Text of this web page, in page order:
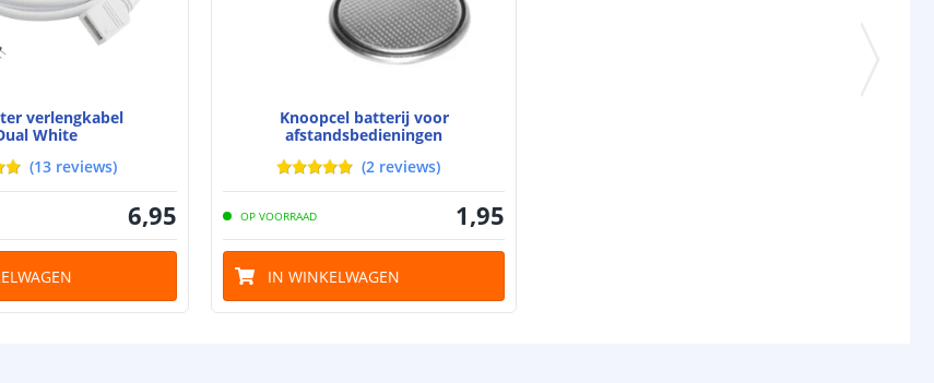
verlengkabel
White
(13 reviews)
6,95
Knoopcel batterij voor
afstandsbedieningen
(2 reviews)
OP VOORRAAD 1,95
IN WINKELWAGEN